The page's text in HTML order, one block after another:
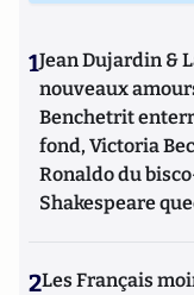
1Jean Dujardin &
nouveaux
Benchetrit
fond, Victoria
Ronaldo du
Shakespeare
2Les Français